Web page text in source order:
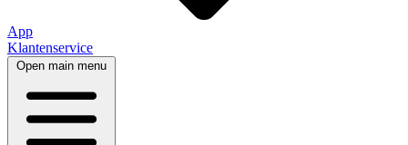
App
Klantenservice
Open main menu